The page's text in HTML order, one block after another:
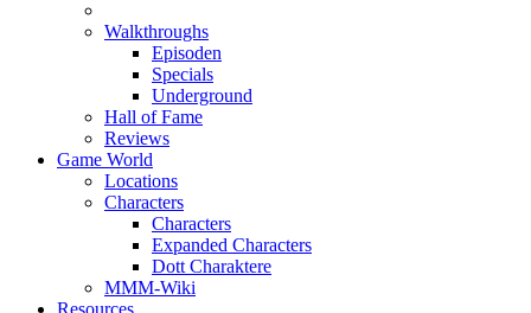
Walkthroughs
Episoden
Specials
Underground
Hall of Fame
Reviews
Game World
Locations
Characters
Characters
Expanded Characters
Dott Charaktere
MMM-Wiki
Resources